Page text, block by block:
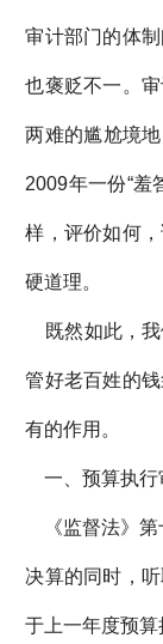
审计部门的体
也褒贬不一。
两难的尴尬境
2009年一份“羞
样，评价如何
硬道理。
既然如此，我
管好老百姓的
有的作用。
一、预算执行
《监督法》第
决算的同时，
于上一年度预